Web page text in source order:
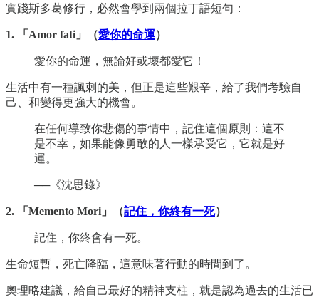
實踐斯多葛修行，必然會學到兩個拉丁語短句：
1. 「Amor fati」（愛你的命運）
愛你的命運，無論好或壞都愛它！
生活中有一種諷刺的美，但正是這些艱辛，給了我們考驗自
己、和變得更強大的機會。
在任何導致你悲傷的事情中，記住這個原則：這不
是不幸，如果能像勇敢的人一樣承受它，它就是好
運。
──《沈思錄》
2. 「Memento Mori」（記住，你終有一死）
記住，你終會有一死。
生命短暫，死亡降臨，這意味著行動的時間到了。
奧理略建議，給自己最好的精神支柱，就是認為過去的生活已